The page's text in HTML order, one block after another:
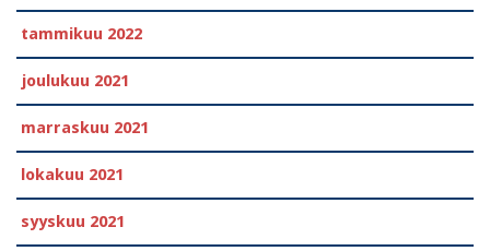
tammikuu 2022
joulukuu 2021
marraskuu 2021
lokakuu 2021
syyskuu 2021